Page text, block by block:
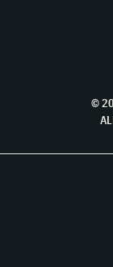
©